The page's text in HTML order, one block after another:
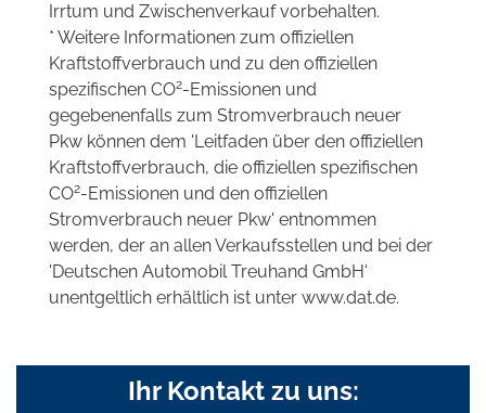
Irrtum und Zwischenverkauf vorbehalten.
* Weitere Informationen zum offiziellen
Kraftstoffverbrauch und zu den offiziellen
spezifischen CO2-Emissionen und
gegebenenfalls zum Stromverbrauch neuer
Pkw können dem 'Leitfaden über den offiziellen
Kraftstoffverbrauch, die offiziellen spezifischen
CO2-Emissionen und den offiziellen
Stromverbrauch neuer Pkw' entnommen
werden, der an allen Verkaufsstellen und bei der
'Deutschen Automobil Treuhand GmbH'
unentgeltlich erhältlich ist unter www.dat.de.
Ihr Kontakt zu uns: